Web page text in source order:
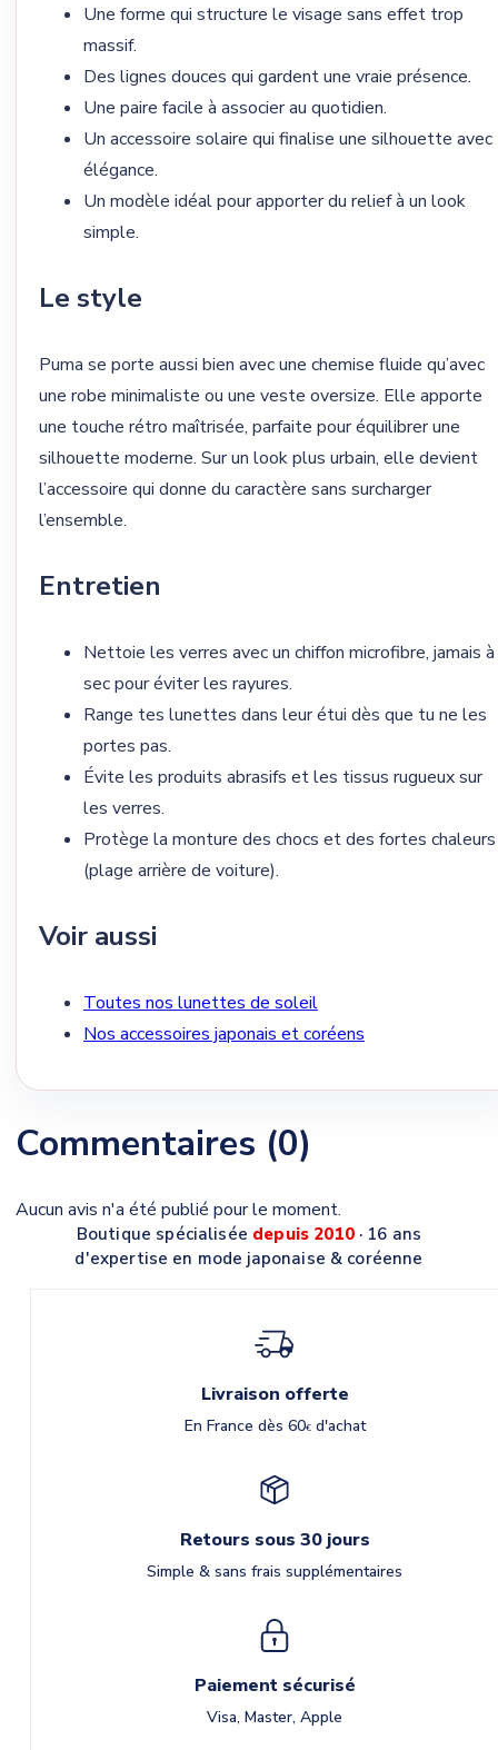
Une forme qui structure le visage sans effet trop
massif.
Des lignes douces qui gardent une vraie présence.
Une paire facile à associer au quotidien.
Un accessoire solaire qui finalise une silhouette avec
élégance.
Un modèle idéal pour apporter du relief à un look
simple.
Le style
Puma se porte aussi bien avec une chemise fluide qu’avec
une robe minimaliste ou une veste oversize. Elle apporte
une touche rétro maîtrisée, parfaite pour équilibrer une
silhouette moderne. Sur un look plus urbain, elle devient
l’accessoire qui donne du caractère sans surcharger
l’ensemble.
Entretien
Nettoie les verres avec un chiffon microfibre, jamais à
sec pour éviter les rayures.
Range tes lunettes dans leur étui dès que tu ne les
portes pas.
Évite les produits abrasifs et les tissus rugueux sur
les verres.
Protège la monture des chocs et des fortes chaleurs
(plage arrière de voiture).
Voir aussi
Toutes nos lunettes de soleil
Nos accessoires japonais et coréens
Commentaires (0)
Aucun avis n'a été publié pour le moment.
Boutique spécialisée depuis 2010· 16 ans
d'expertise en mode japonaise & coréenne
Livraison offerte
En France dès 60€d'achat
Retours sous 30 jours
Simple & sans frais supplémentaires
Paiement sécurisé
Visa, Master, Apple